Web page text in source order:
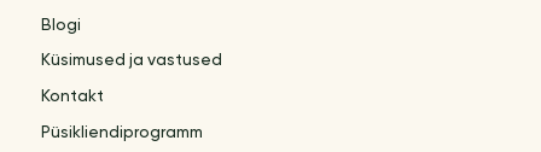
Blogi
Küsimused ja vastused
Kontakt
Püsikliendiprogramm